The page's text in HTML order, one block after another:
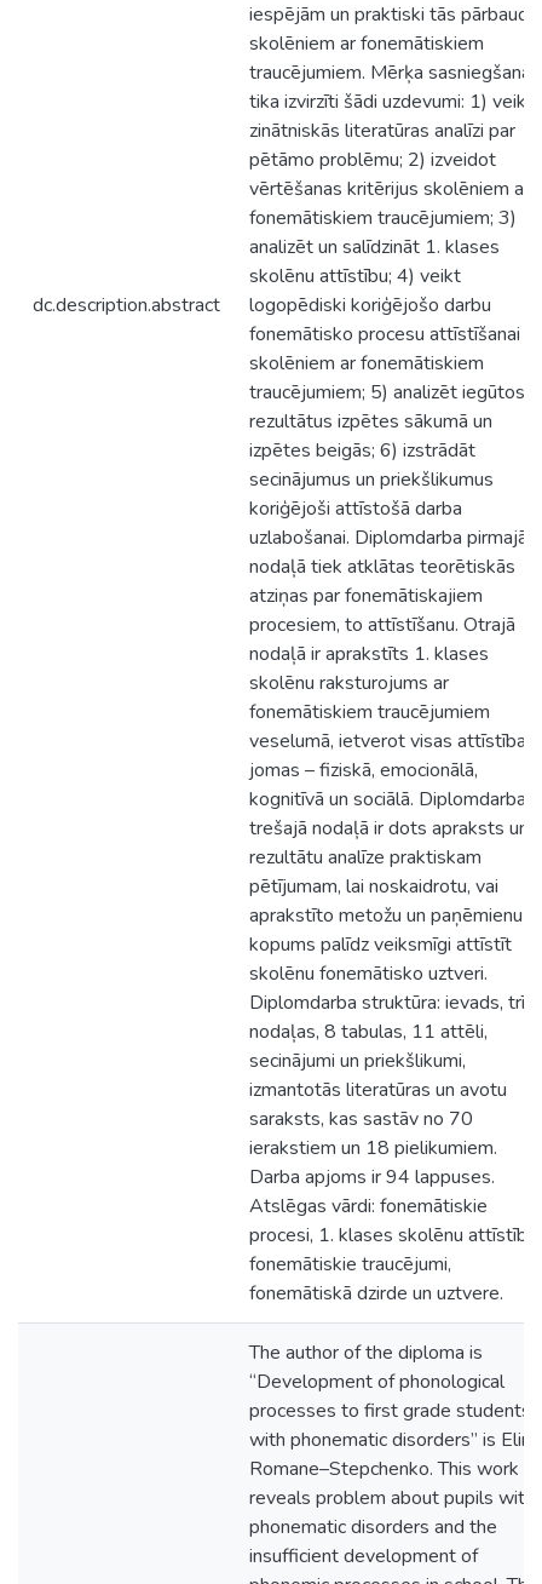
dc.description.abstract
iespējām un praktiski tās pārbaudīt
skolēniem ar fonemātiskiem
traucējumiem. Mērķa sasniegšanai
tika izvirzīti šādi uzdevumi: 1) veikt
zinātniskās literatūras analīzi par
pētāmo problēmu; 2) izveidot
vērtēšanas kritērijus skolēniem ar
fonemātiskiem traucējumiem; 3)
analizēt un salīdzināt 1. klases
skolēnu attīstību; 4) veikt
logopēdiski koriģējošo darbu
fonemātisko procesu attīstīšanai
skolēniem ar fonemātiskiem
traucējumiem; 5) analizēt iegūtos
rezultātus izpētes sākumā un
izpētes beigās; 6) izstrādāt
secinājumus un priekšlikumus
koriģējoši attīstošā darba
uzlabošanai. Diplomdarba pirmajā
nodaļā tiek atklātas teorētiskās
atziņas par fonemātiskajiem
procesiem, to attīstīšanu. Otrajā
nodaļā ir aprakstīts 1. klases
skolēnu raksturojums ar
fonemātiskiem traucējumiem
veselumā, ietverot visas attīstības
jomas – fiziskā, emocionālā,
kognitīvā un sociālā. Diplomdarba
trešajā nodaļā ir dots apraksts un
rezultātu analīze praktiskam
pētījumam, lai noskaidrotu, vai
aprakstīto metožu un paņēmienu
kopums palīdz veiksmīgi attīstīt
skolēnu fonemātisko uztveri.
Diplomdarba struktūra: ievads, trīs
nodaļas, 8 tabulas, 11 attēli,
secinājumi un priekšlikumi,
izmantotās literatūras un avotu
saraksts, kas sastāv no 70
ierakstiem un 18 pielikumiem.
Darba apjoms ir 94 lappuses.
Atslēgas vārdi: fonemātiskie
procesi, 1. klases skolēnu attīstība,
fonemātiskie traucējumi,
fonemātiskā dzirde un uztvere.
The author of the diploma is
“Development of phonological
processes to first grade students
with phonematic disorders” is Elina
Romane–Stepchenko. This work
reveals problem about pupils with
phonematic disorders and the
insufficient development of